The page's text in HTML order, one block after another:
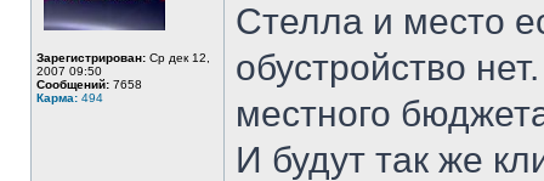
Зарегистрирован: Ср дек 12,
2007 09:50
Сообщений: 7658
Карма: 494
Стелла и место
обустройство
местного
И будут так же